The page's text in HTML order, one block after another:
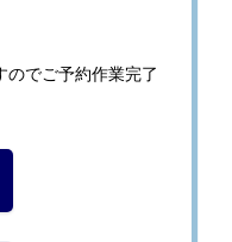
でご予約作業完了